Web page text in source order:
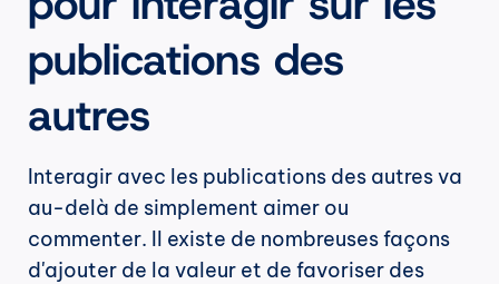
publications des
autres
Interagir avec les publications des autres va
au-delà de simplement aimer ou
commenter. Il existe de nombreuses façons
d'ajouter de la valeur et de favoriser des